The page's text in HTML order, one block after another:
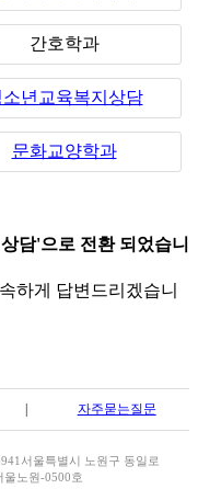
간호학과
소년교육복지상담
문화교양학과
담'으로 전환 되었습니
하게 답변드리겠습니
자주묻는질문
서울특별시 노원구 동일로
울노원-0500호